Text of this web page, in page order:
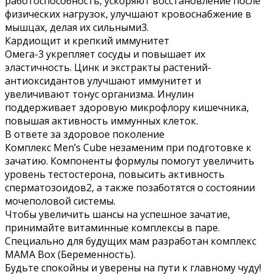
физических нагрузок, улучшают кровоснабжение в
мышцах, делая их сильными3.
Кардиощит и крепкий иммунитет
Омега-3 укрепляет сосуды и повышает их
эластичность. Цинк и экстракты растений-
антиоксидантов улучшают иммунитет и
увеличивают тонус организма. Инулин
поддерживает здоровую микрофлору кишечника,
повышая активность иммунных клеток.
В ответе за здоровое поколение
Комплекс Men’s Cube незаменим при подготовке к
зачатию. Компоненты формулы помогут увеличить
уровень тестостерона, повысить активность
сперматозоидов2, а также позаботятся о состоянии
мочеполовой системы.
Чтобы увеличить шансы на успешное зачатие,
принимайте витаминные комплексы в паре.
Специально для будущих мам разработан комплекс
MAMA Box (Беременность).
Будьте спокойны и уверены на пути к главному чуду!